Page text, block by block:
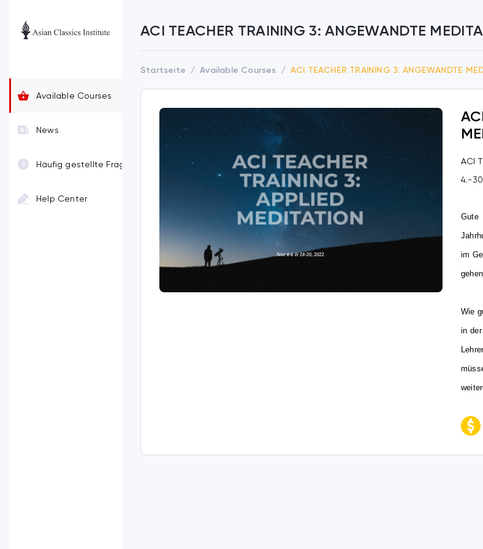
Available Courses
News
Häufig gestellte Fragen
Help Center
ACI TEACHER TRAINING 3: ANGEWANDTE
Startseite Available Courses ACI TEACHER TRAINING 3: ANGEWANDTE
ACI
4.-
Gute
im
Wie
in